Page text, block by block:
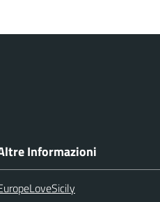
Informazioni